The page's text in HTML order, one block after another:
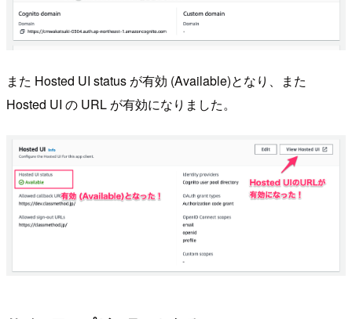
また Hosted UI status が有効 (Available)となり、また
Hosted UI の URL が有効になりました。